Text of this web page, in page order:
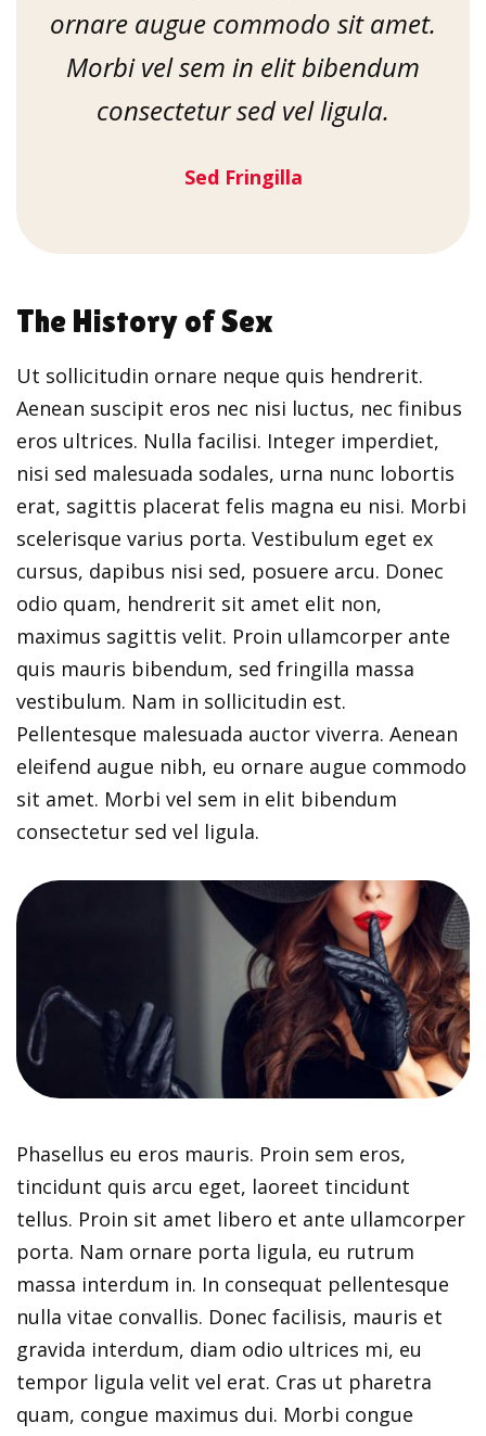
ornare augue commodo sit amet.
Morbi vel sem in elit bibendum
consectetur sed vel ligula.
Sed Fringilla
The History of Sex
Ut sollicitudin ornare neque quis hendrerit.
Aenean suscipit eros nec nisi luctus, nec finibus
eros ultrices. Nulla facilisi. Integer imperdiet,
nisi sed malesuada sodales, urna nunc lobortis
erat, sagittis placerat felis magna eu nisi. Morbi
scelerisque varius porta. Vestibulum eget ex
cursus, dapibus nisi sed, posuere arcu. Donec
odio quam, hendrerit sit amet elit non,
maximus sagittis velit. Proin ullamcorper ante
quis mauris bibendum, sed fringilla massa
vestibulum. Nam in sollicitudin est.
Pellentesque malesuada auctor viverra. Aenean
eleifend augue nibh, eu ornare augue commodo
sit amet. Morbi vel sem in elit bibendum
consectetur sed vel ligula.
Phasellus eu eros mauris. Proin sem eros,
tincidunt quis arcu eget, laoreet tincidunt
tellus. Proin sit amet libero et ante ullamcorper
porta. Nam ornare porta ligula, eu rutrum
massa interdum in. In consequat pellentesque
nulla vitae convallis. Donec facilisis, mauris et
gravida interdum, diam odio ultrices mi, eu
tempor ligula velit vel erat. Cras ut pharetra
quam, congue maximus dui. Morbi congue